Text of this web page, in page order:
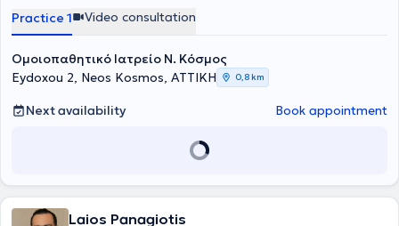
Practice 1 Video consultation
Ομοιοπαθητικό Ιατρείο Ν. Κόσμος
Eydoxou 2, Neos Kosmos, ΑΤΤΙΚΗ
0,8 km
Next availability Book appointment
Laios Panagiotis